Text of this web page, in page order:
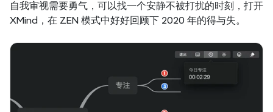
自我审视需要勇气，可以找一个安静不被打扰的时刻，打开
XMind，在 ZEN 模式中好好回顾下 2020 年的得与失。